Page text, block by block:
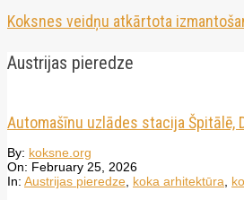
Koksnes veidņu atkārtota
Austrijas pieredze
Automašīnu uzlādes stacija Špitālē,
2026-
02-
25
By: koksne.org
On: February 25, 2026
In: Austrijas pieredze, koka arhitektūra,